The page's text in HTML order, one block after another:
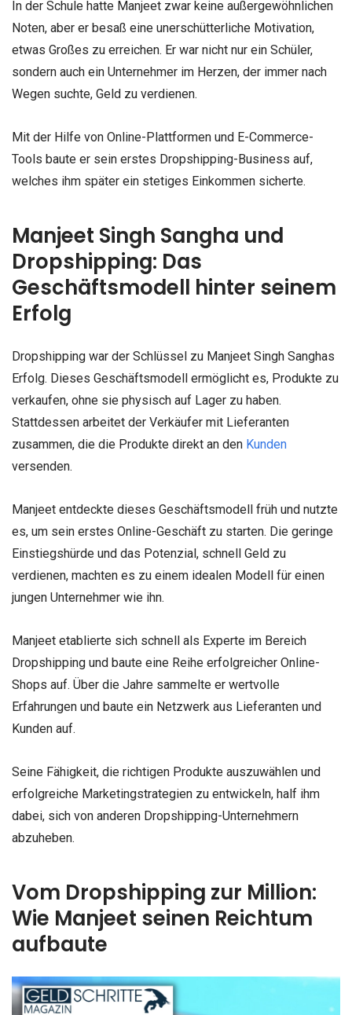
In der Schule hatte Manjeet zwar keine außergewöhnlichen
Noten, aber er besaß eine unerschütterliche Motivation,
etwas Großes zu erreichen. Er war nicht nur ein Schüler,
sondern auch ein Unternehmer im Herzen, der immer nach
Wegen suchte, Geld zu verdienen.
Mit der Hilfe von Online-Plattformen und E-Commerce-
Tools baute er sein erstes Dropshipping-Business auf,
welches ihm später ein stetiges Einkommen sicherte.
Manjeet Singh Sangha und
Dropshipping: Das
Geschäftsmodell hinter seinem
Erfolg
Dropshipping war der Schlüssel zu Manjeet Singh Sanghas
Erfolg. Dieses Geschäftsmodell ermöglicht es, Produkte zu
verkaufen, ohne sie physisch auf Lager zu haben.
Stattdessen arbeitet der Verkäufer mit Lieferanten
zusammen, die die Produkte direkt an den Kunden
versenden.
Manjeet entdeckte dieses Geschäftsmodell früh und nutzte
es, um sein erstes Online-Geschäft zu starten. Die geringe
Einstiegshürde und das Potenzial, schnell Geld zu
verdienen, machten es zu einem idealen Modell für einen
jungen Unternehmer wie ihn.
Manjeet etablierte sich schnell als Experte im Bereich
Dropshipping und baute eine Reihe erfolgreicher Online-
Shops auf. Über die Jahre sammelte er wertvolle
Erfahrungen und baute ein Netzwerk aus Lieferanten und
Kunden auf.
Seine Fähigkeit, die richtigen Produkte auszuwählen und
erfolgreiche Marketingstrategien zu entwickeln, half ihm
dabei, sich von anderen Dropshipping-Unternehmern
abzuheben.
Vom Dropshipping zur Million:
Wie Manjeet seinen Reichtum
aufbaute